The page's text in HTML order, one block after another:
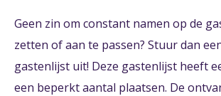
Geen zin om constant namen op de
zetten of aan te passen? Stuur dan
gastenlijst uit! Deze gastenlijst heeft
een beperkt aantal plaatsen. De